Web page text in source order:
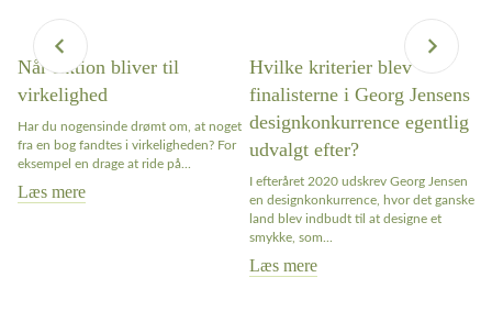
Når fiktion bliver til
virkelighed
Har du nogensinde drømt om, at noget
fra en bog fandtes i virkeligheden? For
eksempel en drage at ride på...
Læs mere
Hvilke kriterier blev
finalisterne i Georg Jensens
designkonkurrence egentlig
udvalgt efter?
I efteråret 2020 udskrev Georg Jensen
en designkonkurrence, hvor det ganske
land blev indbudt til at designe et
smykke, som...
Læs mere